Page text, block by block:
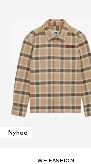
Nyhed
WE FASHION